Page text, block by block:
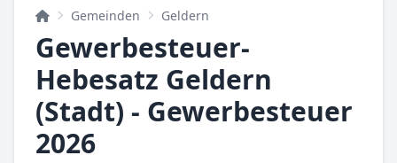
Gemeinden Geldern
Gewerbesteuer-
Hebesatz Geldern
(Stadt) - Gewerbesteuer
2026